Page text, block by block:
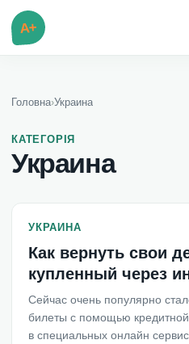
A+
Головна›Украина
КАТЕГОРІЯ
Украина
УКРАИНА
Как вернуть свои
купленный через
Сейчас очень популярно
билеты с помощью
в специальных онлайн